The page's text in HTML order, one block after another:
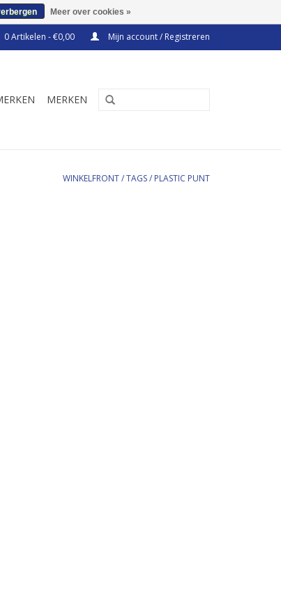
0 Artikelen - €0,00 Mijn account / Registreren
MERKEN
WINKELFRONT/TAGS/ PLASTIC PUNT
Meer over cookies »